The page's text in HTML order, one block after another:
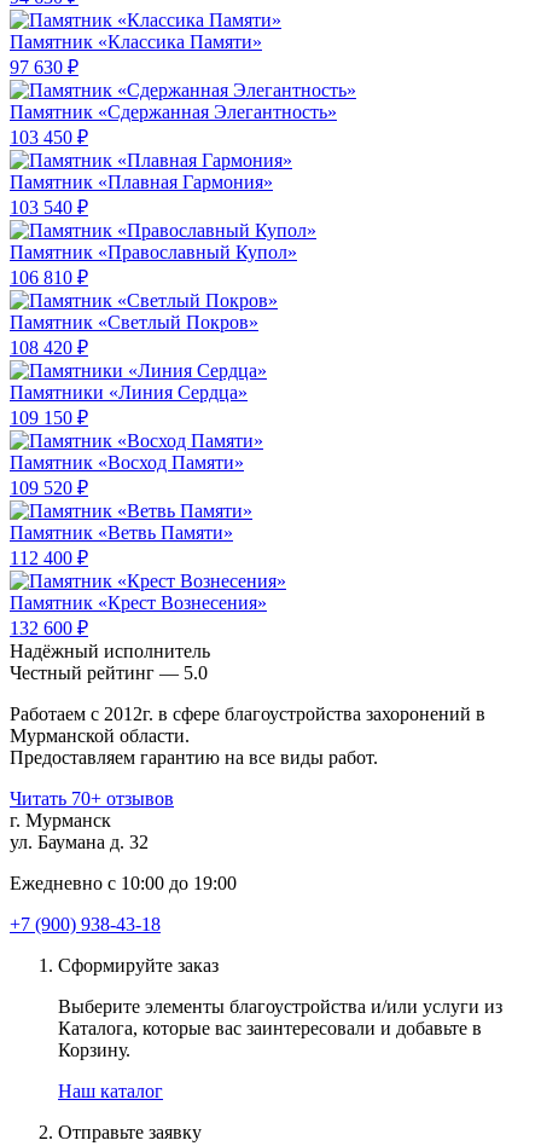
Памятник «Классика Памяти»
97 630 ₽
Памятник «Сдержанная Элегантность»
103 450 ₽
Памятник «Плавная Гармония»
103 540 ₽
Памятник «Православный Купол»
106 810 ₽
Памятник «Светлый Покров»
108 420 ₽
Памятники «Линия Сердца»
109 150 ₽
Памятник «Восход Памяти»
109 520 ₽
Памятник «Ветвь Памяти»
112 400 ₽
Памятник «Крест Вознесения»
132 600 ₽
Надёжный исполнитель
Чеcтный рейтинг — 5.0
Работаем с 2012г. в сфере благоустройства захоронений в
Мурманской области.
Предоставляем гарантию на все виды работ.
Читать 70+ отзывов
г. Мурманск
ул. Баумана д. 32
Ежедневно с 10:00 до 19:00
+7 (900) 938-43-18
Сформируйте заказ
Выберите элементы благоустройства и/или услуги из
Каталога, которые вас заинтересовали и добавьте в
Корзину.
Наш каталог
Отправьте заявку